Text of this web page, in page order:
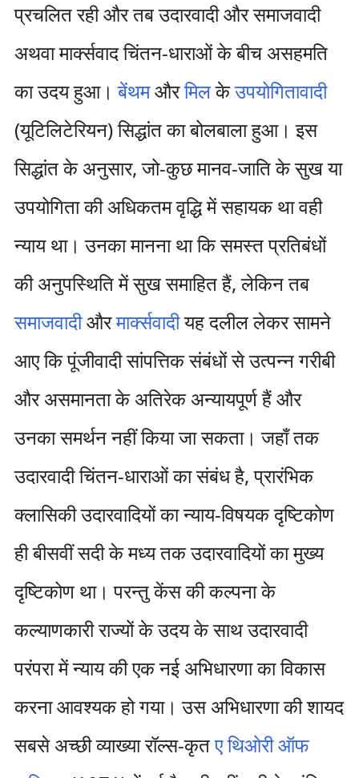
प्रचलित रही और तब उदारवादी और समाजवादी
अथवा मार्क्सवाद चिंतन-धाराओं के बीच असहमति
का उदय हुआ।बेंथमऔरमिलकेउपयोगितावादी
(यूटिलिटेरियन) सिद्धांत का बोलबाला हुआ। इस
सिद्धांत के अनुसार, जो-कुछ मानव-जाति के सुख या
उपयोगिता की अधिकतम वृद्धि में सहायक था वही
न्याय था। उनका मानना था कि समस्त प्रतिबंधों
की अनुपस्थिति में सुख समाहित हैं, लेकिन तब
समाजवादीऔरमार्क्सवादीयह दलील लेकर सामने
आए कि पूंजीवादी सांपत्तिक संबंधों से उत्पन्न गरीबी
और असमानता के अतिरेक अन्यायपूर्ण हैं और
उनका समर्थन नहीं किया जा सकता। जहाँ तक
उदारवादी चिंतन-धाराओं का संबंध है, प्रारंभिक
क्लासिकी उदारवादियों का न्याय-विषयक दृष्टिकोण
ही बीसवीं सदी के मध्य तक उदारवादियों का मुख्य
दृष्टिकोण था। परन्तु केंस की कल्पना के
कल्याणकारी राज्यों के उदय के साथ उदारवादी
परंपरा में न्याय की एक नई अभिधारणा का विकास
करना आवश्यक हो गया। उस अभिधारणा की शायद
सबसे अच्छी व्याख्या रॉल्स-कृतए थिओरी ऑफ